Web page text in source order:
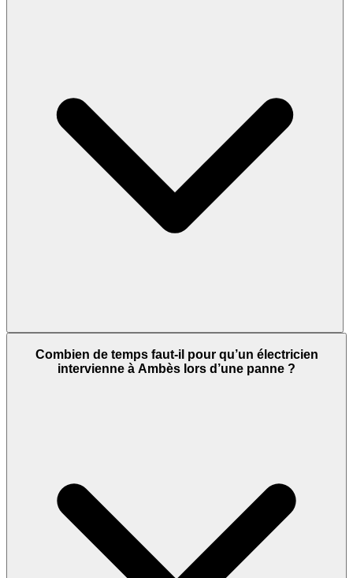
Combien de temps faut-il pour qu’un électricien
intervienne à Ambès lors d’une panne ?